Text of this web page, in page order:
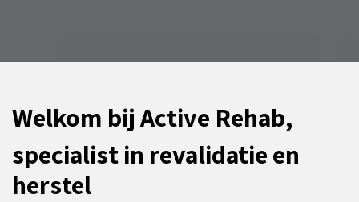
Welkom bij Active Rehab,
specialist in revalidatie en
herstel